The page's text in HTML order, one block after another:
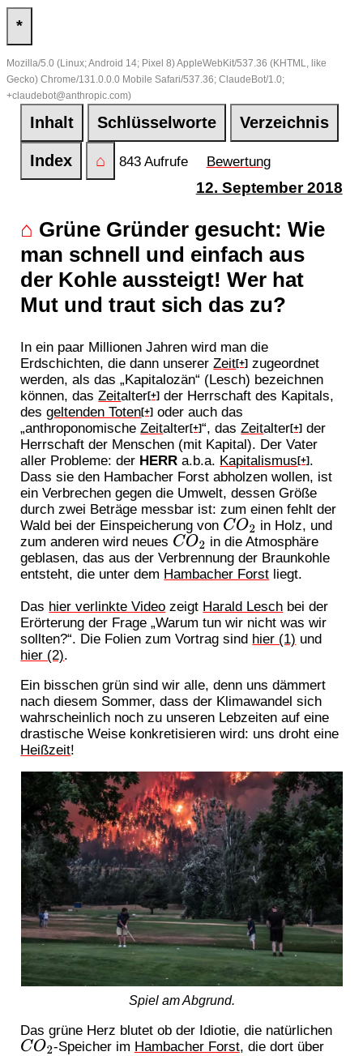
*
Mozilla/5.0 (Linux; Android 14; Pixel 8) AppleWebKit/537.36 (KHTML, like
Gecko) Chrome/131.0.0.0 Mobile Safari/537.36; ClaudeBot/1.0;
+claudebot@anthropic.com)
Inhalt Schlüsselworte Verzeichnis
Index ⌂ 843 Aufrufe Bewertung
12. September 2018
⌂ Grüne Gründer gesucht: Wie
man schnell und einfach aus
der Kohle aussteigt! Wer hat
Mut und traut sich das zu?
In ein paar Millionen Jahren wird man die
Erdschichten, die dann unsererZeit[+] zugeordnet
werden, als das „Kapitalozän“ (Lesch) bezeichnen
können, dasZeitalter[+] der Herrschaft des Kapitals,
desgeltenden Toten[+] oder auch das
„anthroponomischeZeitalter[+]“, dasZeitalter[+] der
Herrschaft der Menschen (mit Kapital). Der Vater
aller Probleme: der HERR a.b.a. Kapitalismus[+].
Dass sie den Hambacher Forst abholzen wollen, ist
ein Verbrechen gegen die Umwelt, dessen Größe
durch zwei Beträge messbar ist: zum einen fehlt der
Wald bei der Einspeicherung von CO2
in Holz, und
zum anderen wird neues CO2
in die Atmosphäre
geblasen, das aus der Verbrennung der Braunkohle
entsteht, die unter dem Hambacher Forst liegt.
Das hier verlinkte Video zeigt Harald Lesch bei der
Erörterung der Frage „Warum tun wir nicht was wir
sollten?“. Die Folien zum Vortrag sind hier (1) und
hier (2).
Ein bisschen grün sind wir alle, denn uns dämmert
nach diesem Sommer, dass der Klimawandel sich
wahrscheinlich noch zu unseren Lebzeiten auf eine
drastische Weise konkretisieren wird: uns droht eine
Heißzeit!
Spiel am Abgrund.
Das grüne Herz blutet ob der Idiotie, die natürlichen
CO2 -Speicher im Hambacher Forst, die dort über